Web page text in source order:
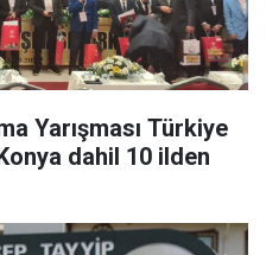
Yarışması Türkiye
dahil 10 ilden